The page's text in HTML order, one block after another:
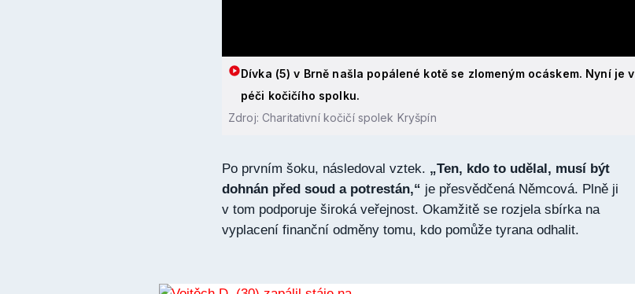
Dívka (5) v Brně našla popálené kotě se zlomeným ocáskem. Nyní je v
péči kočičího spolku.
Zdroj: Charitativní kočičí spolek Kryšpín
Po prvním šoku, následoval vztek. „Ten, kdo to udělal, musí být
dohnán před soud a potrestán,“ je přesvědčená Němcová. Plně ji
v tom podporuje široká veřejnost. Okamžitě se rozjela sbírka na
vyplacení finanční odměny tomu, kdo pomůže tyrana odhalit.